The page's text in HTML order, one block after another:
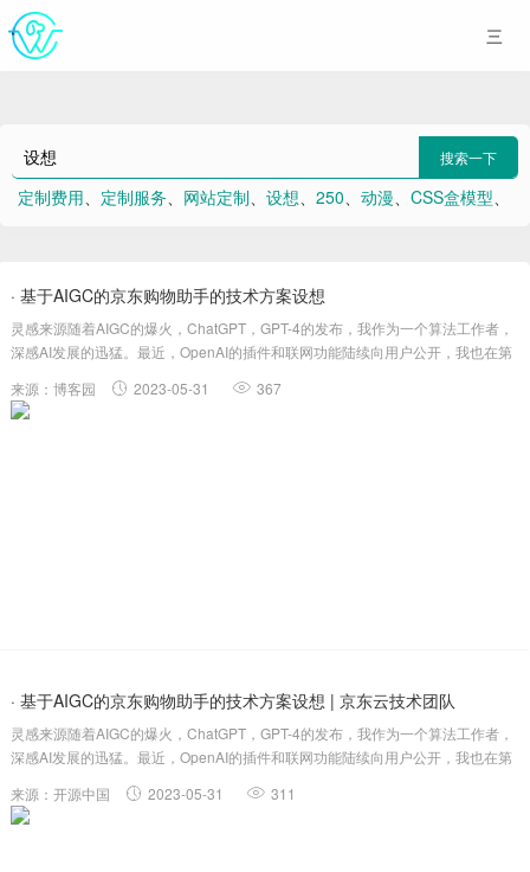
搜索一下
定制费用、 定制服务、 网站定制、 设想、 250、 动漫、 CSS盒模型、
· 基于AIGC的京东购物助手的技术方案设想
灵感来源随着AIGC的爆火，ChatGPT，GPT-4的发布，我作为一个算法工作者，
深感AI发展的迅猛。最近，OpenAI的插件和联网功能陆续向用户公开，我也在第
食谱，并生成购物清单的功能所吸引。我开始思考，如果我能够基于....
来源：博客园 2023-05-31 367
· 基于AIGC的京东购物助手的技术方案设想 | 京东云技术团队
灵感来源随着AIGC的爆火，ChatGPT，GPT-4的发布，我作为一个算法工作者，
深感AI发展的迅猛。最近，OpenAI的插件和联网功能陆续向用户公开，我也在第
食谱，并生成购物清单的功能所吸引。我开始思考，如果我能够基于....
来源：开源中国 2023-05-31 311